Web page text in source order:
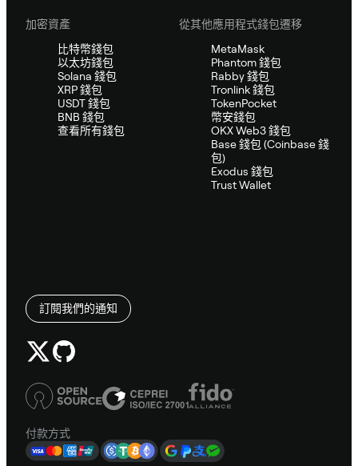
加密資產
比特幣錢包
以太坊錢包
Solana 錢包
XRP 錢包
USDT 錢包
BNB 錢包
查看所有錢包
從其他應用程式錢包遷移
MetaMask
Phantom 錢包
Rabby 錢包
Tronlink 錢包
TokenPocket
幣安錢包
OKX Web3 錢包
Base 錢包 (Coinbase 錢
包)
Exodus 錢包
Trust Wallet
訂閱我們的通知
付款方式